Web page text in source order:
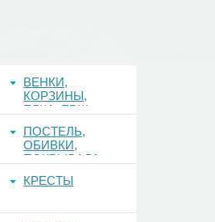
ВЕНКИ,
КОРЗИНЫ,
ЕЛКА, ЕРШ,
ПОСТЕЛЬ,
ОБИВКИ,
ПОКРЫВАЛА
КРЕСТЫ